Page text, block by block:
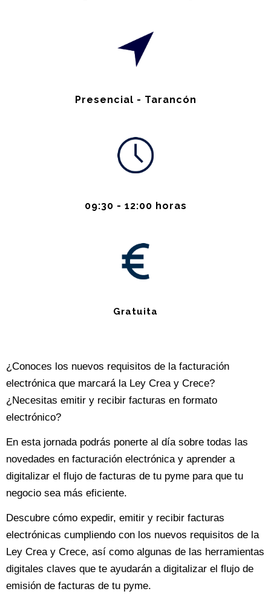
Presencial - Tarancón
09:30 - 12:00 horas
Gratuita
¿Conoces los nuevos requisitos de la facturación
electrónica que marcará la Ley Crea y Crece?
¿Necesitas emitir y recibir facturas en formato
electrónico?
En esta jornada podrás ponerte al día sobre todas las
novedades en facturación electrónica y aprender a
digitalizar el flujo de facturas de tu pyme para que tu
negocio sea más eficiente.
Descubre cómo expedir, emitir y recibir facturas
electrónicas cumpliendo con los nuevos requisitos de la
Ley Crea y Crece, así como algunas de las herramientas
digitales claves que te ayudarán a digitalizar el flujo de
emisión de facturas de tu pyme.